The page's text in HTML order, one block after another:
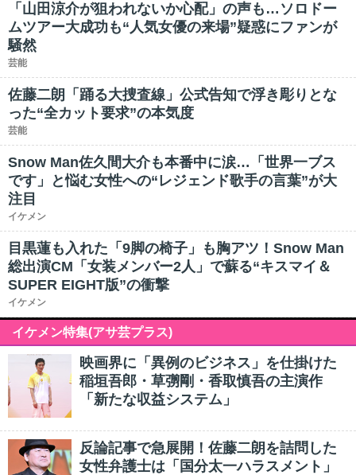
「山田涼介が狙われないか心配」の声も…ソロドー
ムツアー大成功も“人気女優の来場”疑惑にファンが
騒然
芸能
佐藤二朗「踊る大捜査線」公式告知で浮き彫りとな
った“全カット要求”の本気度
芸能
Snow Man佐久間大介も本番中に涙…「世界一ブス
です」と悩む女性への“レジェンド歌手の言葉”が大
注目
イケメン
目黒蓮も入れた「9脚の椅子」も胸アツ！Snow Man
総出演CM「女装メンバー2人」で蘇る“キスマイ＆
SUPER EIGHT版”の衝撃
イケメン
イケメン特集(アサ芸プラス)
映画界に「異例のビジネス」を仕掛けた
稲垣吾郎・草彅剛・香取慎吾の主演作
「新たな収益システム」
反論記事で急展開！佐藤二朗を詰問した
女性弁護士は「国分太一ハラスメント」